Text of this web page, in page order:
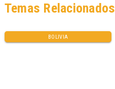
BOLIVIA
Temas Relacionados